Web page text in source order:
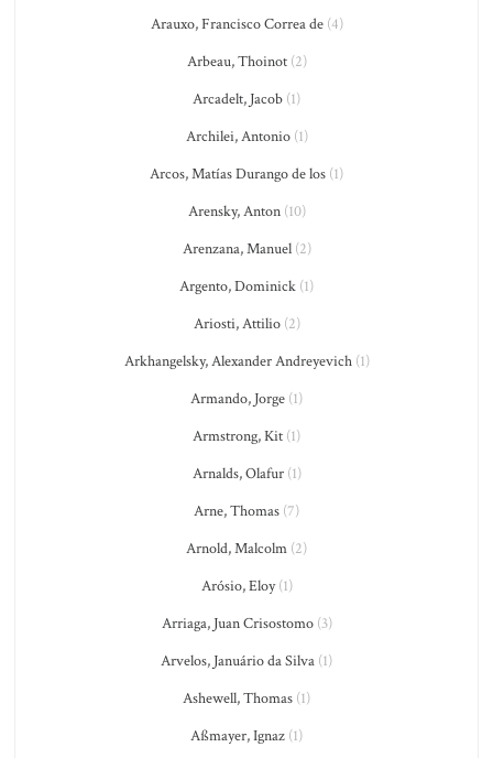
Arauxo, Francisco Correa de(4)
Arbeau, Thoinot(2)
Arcadelt, Jacob (1)
Archilei, Antonio(1)
Arcos, Matías Durango de los (1)
Arensky, Anton(10)
Arenzana, Manuel(2)
Argento, Dominick (1)
Ariosti, Attilio(2)
Arkhangelsky, Alexander Andreyevich(1)
Armando, Jorge (1)
Armstrong, Kit (1)
Arnalds, Olafur(1)
Arne, Thomas (7)
Arnold, Malcolm (2)
Arósio, Eloy(1)
Arriaga, Juan Crisostomo(3)
Arvelos, Januário da Silva (1)
Ashewell, Thomas (1)
Aßmayer, Ignaz (1)